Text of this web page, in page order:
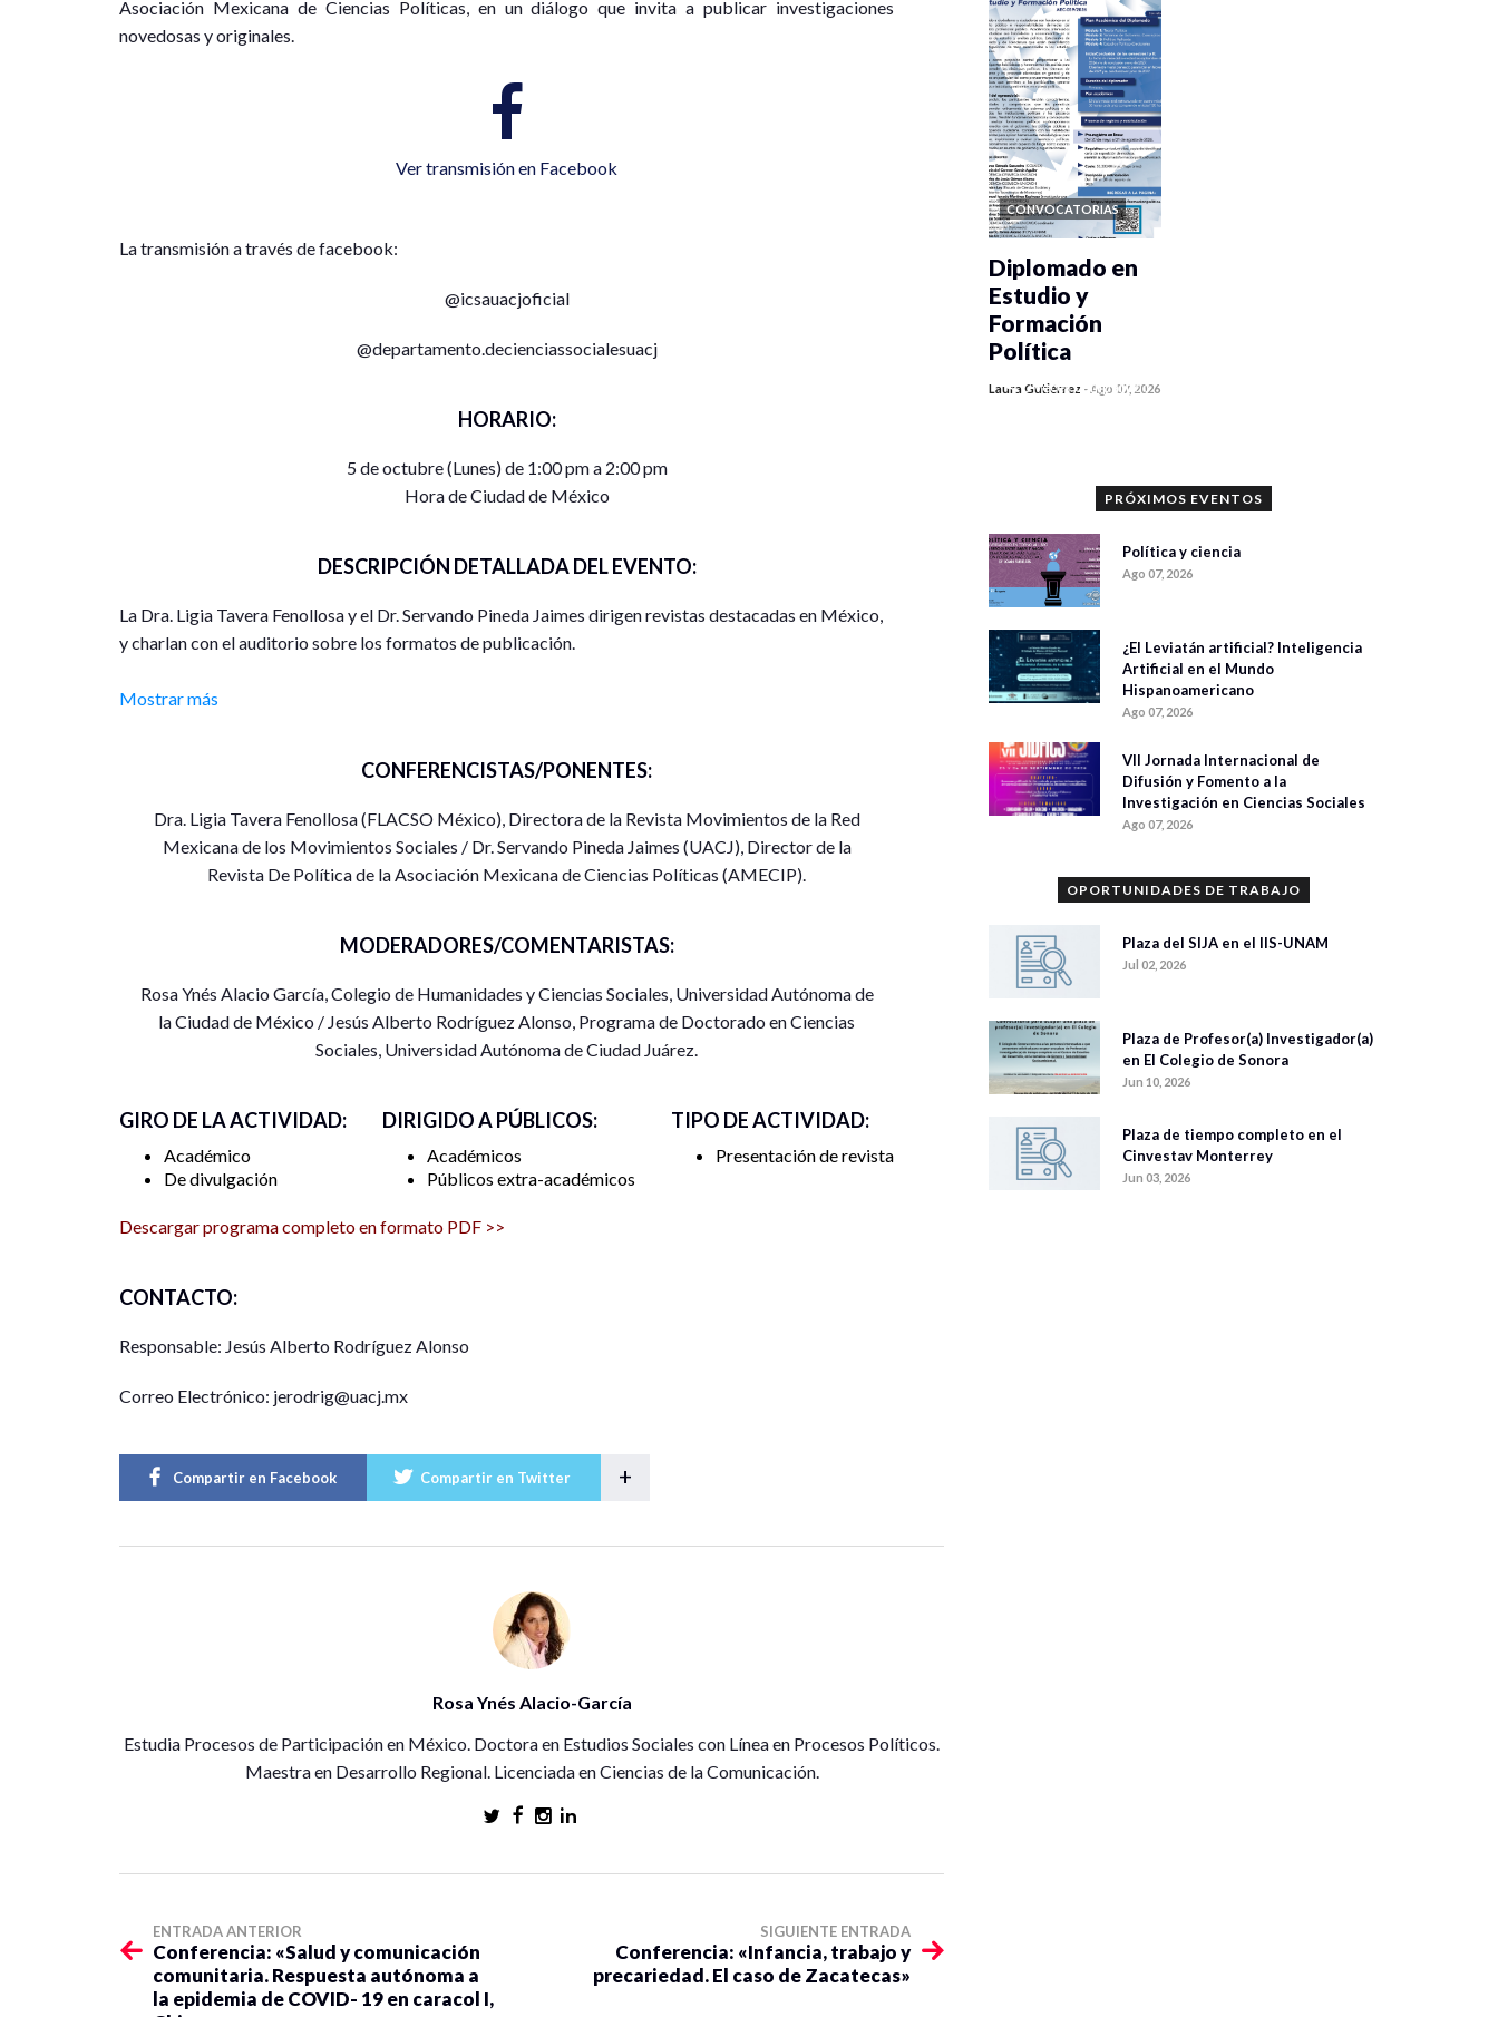
Asociación Mexicana de Ciencias Políticas, en un diálogo que invita a publicar investigaciones
novedosas y originales.
Ver transmisión en Facebook
La transmisión a través de facebook:
@icsauacjoficial
@departamento.decienciassocialesuacj
HORARIO:
5 de octubre (Lunes) de 1:00 pm a 2:00 pm
Hora de Ciudad de México
DESCRIPCIÓN DETALLADA DEL EVENTO:
La Dra. Ligia Tavera Fenollosa y el Dr. Servando Pineda Jaimes dirigen revistas destacadas en México,
y charlan con el auditorio sobre los formatos de publicación.
Mostrar más
CONFERENCISTAS/PONENTES:
Dra. Ligia Tavera Fenollosa (FLACSO México), Directora de la Revista Movimientos de la Red
Mexicana de los Movimientos Sociales / Dr. Servando Pineda Jaimes (UACJ), Director de la
Revista De Política de la Asociación Mexicana de Ciencias Políticas (AMECIP).
MODERADORES/COMENTARISTAS:
Rosa Ynés Alacio García, Colegio de Humanidades y Ciencias Sociales, Universidad Autónoma de
la Ciudad de México / Jesús Alberto Rodríguez Alonso, Programa de Doctorado en Ciencias
Sociales, Universidad Autónoma de Ciudad Juárez.
GIRO DE LA ACTIVIDAD:
Académico
De divulgación
DIRIGIDO A PÚBLICOS:
Académicos
Públicos extra-académicos
TIPO DE ACTIVIDAD:
Presentación de revista
Descargar programa completo en formato PDF >>
CONTACTO:
Responsable: Jesús Alberto Rodríguez Alonso
Correo Electrónico: jerodrig@uacj.mx
Compartir en Facebook Compartir en Twitter +
Rosa Ynés Alacio-García
Estudia Procesos de Participación en México. Doctora en Estudios Sociales con Línea en Procesos Políticos.
Maestra en Desarrollo Regional. Licenciada en Ciencias de la Comunicación.
ENTRADA ANTERIOR
Conferencia: «Salud y comunicación
comunitaria. Respuesta autónoma a
la epidemia de COVID- 19 en caracol I,
SIGUIENTE ENTRADA
Conferencia: «Infancia, trabajo y
precariedad. El caso de Zacatecas»
CONVOCATORIAS
0 veces compartido
Diplomado en
Estudio y
Formación
Política
Laura Gutiérrez -Ago 07, 2026
PRÓXIMOS EVENTOS
Política y ciencia
Ago 07, 2026
¿El Leviatán artificial? Inteligencia
Artificial en el Mundo
Hispanoamericano
Ago 07, 2026
VII Jornada Internacional de
Difusión y Fomento a la
Investigación en Ciencias Sociales
Ago 07, 2026
OPORTUNIDADES DE TRABAJO
Plaza del SIJA en el IIS-UNAM
Jul 02, 2026
Plaza de Profesor(a) Investigador(a)
en El Colegio de Sonora
Jun 10, 2026
Plaza de tiempo completo en el
Cinvestav Monterrey
Jun 03, 2026